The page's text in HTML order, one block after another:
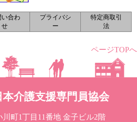
ページTOPへ
介護支援専門員協会
町1丁目11番地 金子ビル2階
い合わ
せ
プライバシ
ー
特定商取引
法